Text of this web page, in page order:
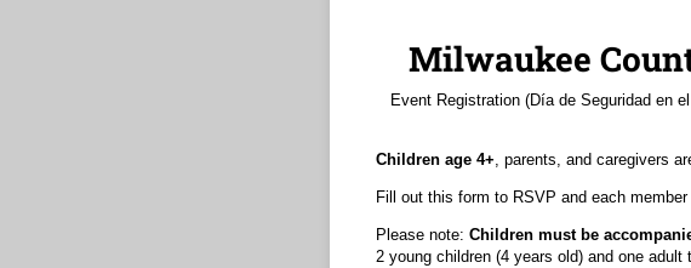
Milwaukee
Event Registration (Día de Seguridad en
Children age 4+, parents, and caregivers
Fill out this form to RSVP and each
Please note: Children must be
2 young children (4 years old) and one adult